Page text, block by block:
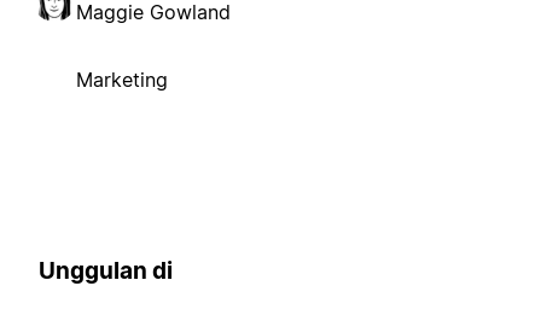
Maggie Gowland
Marketing
Unggulan di